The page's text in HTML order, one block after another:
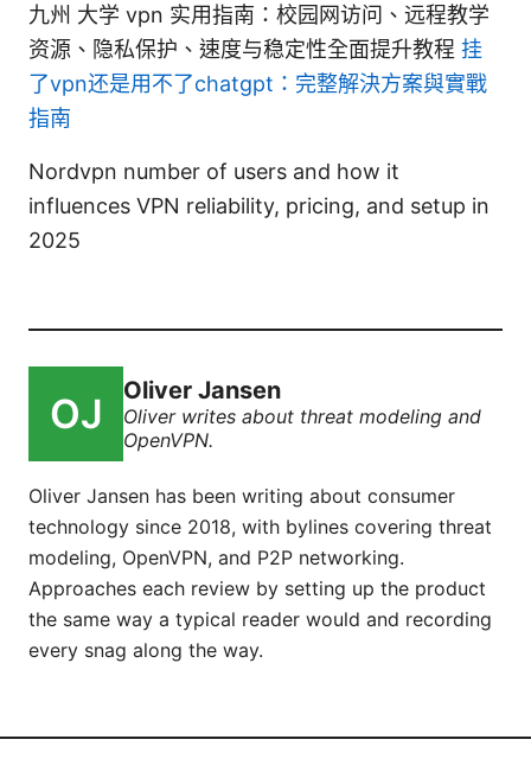
九州 大学 vpn 实用指南：校园网访问、远程教学
资源、隐私保护、速度与稳定性全面提升教程 挂
了vpn还是用不了chatgpt：完整解決方案與實戰
指南
Nordvpn number of users and how it
influences VPN reliability, pricing, and setup in
2025
Oliver Jansen
Oliver writes about threat modeling and
OpenVPN.
Oliver Jansen has been writing about consumer
technology since 2018, with bylines covering threat
modeling, OpenVPN, and P2P networking.
Approaches each review by setting up the product
the same way a typical reader would and recording
every snag along the way.